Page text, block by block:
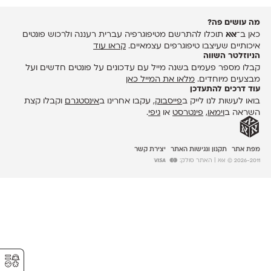
מה עושים פה?
כאן ב־אאאתוכלו להתרשם מטיפוגרפיה עברית רעננה ולרכוש פונטים
איכותיים שעיצבו טיפוגרפים עצמאיים. קראו עוד
הניוזלטר השווה
קבלו מספר פעמים בשנה מייל עם עדכונים על פונטים חדשים ועל
מבצעים מיוחדים. מלאו את המייל כאן
עוד דרכים להתעדכן
בואו לעשות לנו לייק בפייסבוק, עקבו אחרינו באינסטגרם וקבלו קצת
השראה בוימאו, פינטרסטאו גיפי.
מפת אתר תקנון ונגישות האתר יצירת קשר
2026-2011 © אאא | האתר סולק:
⚥︎